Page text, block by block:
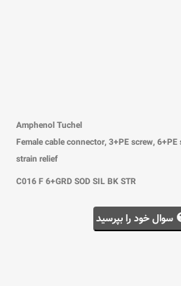
Amphenol Tuchel
Female cable connector, 3+PE screw,
strain relief
C016 F 6+GRD SOD SIL BK STR
سوال خود را بپرسید